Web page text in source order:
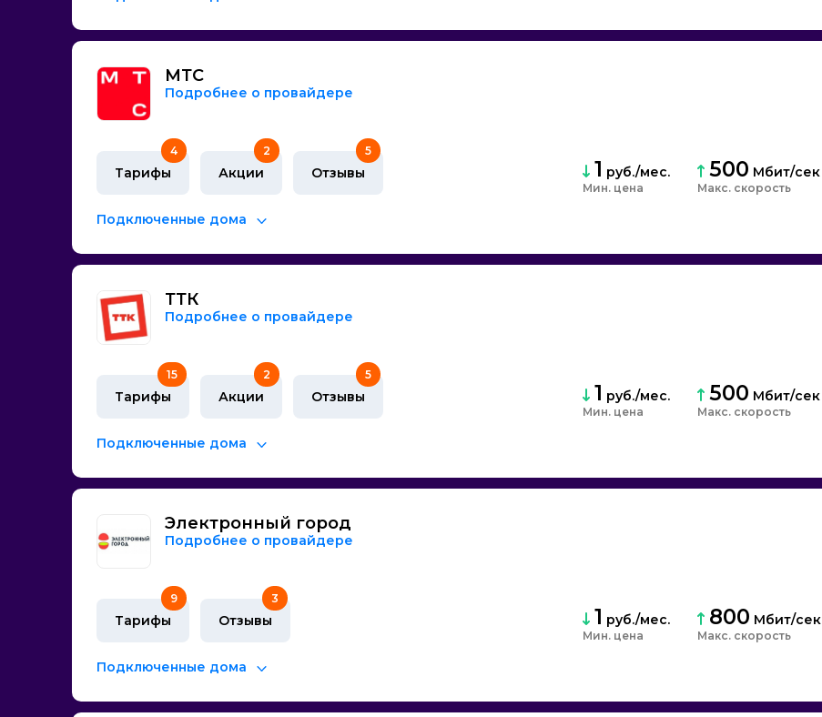
МТС
Подробнее о провайдере
Тарифы
4
Акции
2
Отзывы
5
1 руб./мес.
Мин. цена
500 Мбит/сек
Макс. скорость
Подключенные дома
ТТК
Подробнее о провайдере
Тарифы
15
Акции
2
Отзывы
5
1 руб./мес.
Мин. цена
500 Мбит/сек
Макс. скорость
Подключенные дома
Электронный город
Подробнее о провайдере
Тарифы
9
Отзывы
3
1 руб./мес.
Мин. цена
800 Мбит/сек
Макс. скорость
Подключенные дома